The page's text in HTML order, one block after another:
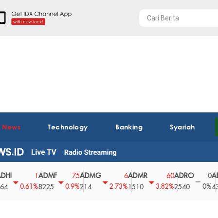
Technology Banking Syariah
0.61%
ADMF
8225
75
0.9%
ADMG
214
2.73%
ADMR
1510
60
3.82%
ADRO
2540
0
0%
AEGS